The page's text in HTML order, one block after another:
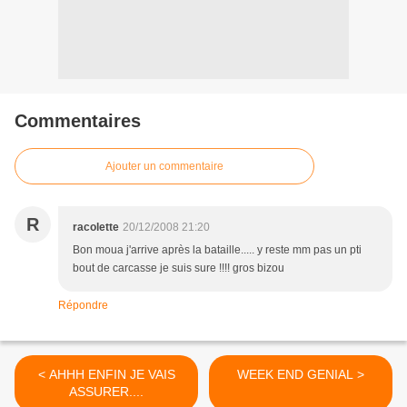
Commentaires
Ajouter un commentaire
R racolette 20/12/2008 21:20
Bon moua j'arrive après la bataille..... y reste mm pas un pti
bout de carcasse je suis sure !!!! gros bizou
Répondre
< AHHH ENFIN JE VAIS
ASSURER....
WEEK END GENIAL >